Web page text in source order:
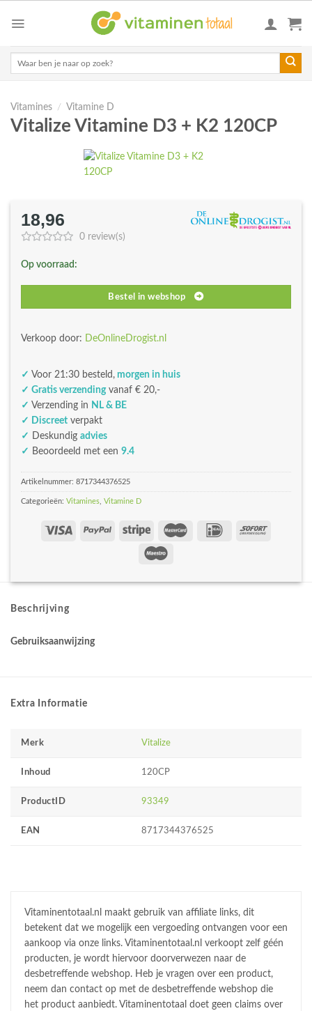
Vitamines / Vitamine D
Vitalize Vitamine D3 + K2 120CP
18,96
0 review(s)
Op voorraad:
Bestel in webshop
Verkoop door: DeOnlineDrogist.nl
✓ Voor 21:30 besteld, morgen in huis
✓ Gratis verzendingvanaf € 20,-
✓ Verzending in NL & BE
✓ Discreet verpakt
✓
Deskundig advies
✓ Beoordeeld met een 9.4
Artikelnummer: 8717344376525
Categorieën: Vitamines Vitamine D
Beschrijving
Gebruiksaanwijzing
Extra Informatie
Merk Vitalize
Inhoud 120CP
ProductID 93349
EAN 8717344376525
Vitaminentotaal.nl maakt gebruik van affiliate links, dit
betekent dat we mogelijk een vergoeding ontvangen voor een
aankoop via onze links. Vitaminentotaal.nl verkoopt zelf géén
producten, je wordt hiervoor doorverwezen naar de
desbetreffende webshop. Heb je vragen over een product,
neem dan contact op met de desbetreffende webshop die
het product aanbiedt. Vitaminentotaal doet geen claims over